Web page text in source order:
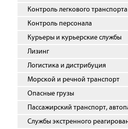
Контроль легкового транспорта
Контроль персонала
Курьеры и курьерские службы
Лизинг
Логистика и дистрибуция
Морской и речной транспорт
Опасные грузы
Пассажирский транспорт,
Службы экстренного